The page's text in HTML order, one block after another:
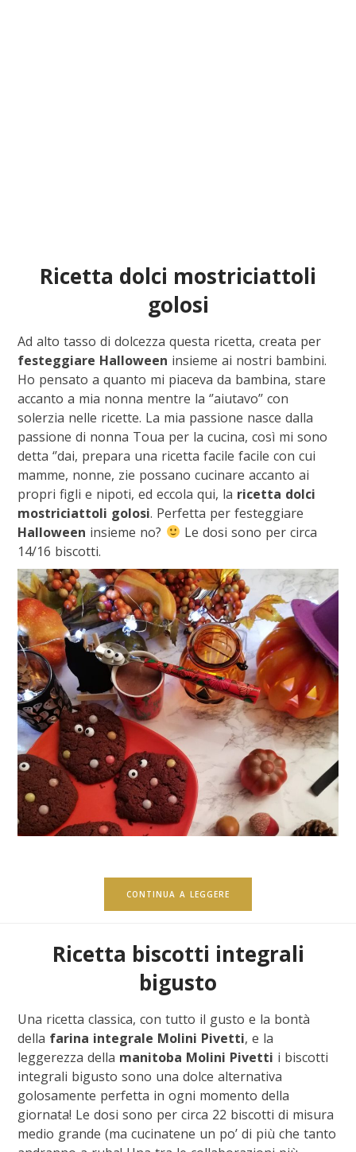
Ricetta dolci mostriciattoli
golosi
Ad alto tasso di dolcezza questa ricetta, creata per
festeggiare Halloween insieme ai nostri bambini.
Ho pensato a quanto mi piaceva da bambina, stare
accanto a mia nonna mentre la ‘’aiutavo’’ con
solerzia nelle ricette. La mia passione nasce dalla
passione di nonna Toua per la cucina, così mi sono
detta ‘’dai, prepara una ricetta facile facile con cui
mamme, nonne, zie possano cucinare accanto ai
propri figli e nipoti, ed eccola qui, la ricetta dolci
mostriciattoli golosi. Perfetta per festeggiare
Halloween insieme no?
Le dosi sono per circa
14/16 biscotti.
CONTINUA A LEGGERE
Ricetta biscotti integrali
bigusto
Una ricetta classica, con tutto il gusto e la bontà
della farina integrale Molini Pivetti, e la
leggerezza della manitoba Molini Pivetti i biscotti
integrali bigusto sono una dolce alternativa
golosamente perfetta in ogni momento della
giornata! Le dosi sono per circa 22 biscotti di misura
medio grande (ma cucinatene un po’ di più che tanto